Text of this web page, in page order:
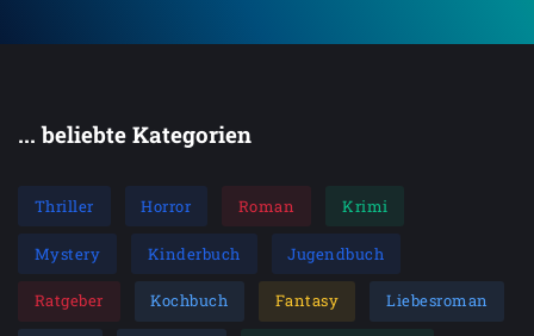
... beliebte Kategorien
Thriller Horror Roman Krimi
Mystery Kinderbuch Jugendbuch
Ratgeber Kochbuch Fantasy Liebesroman